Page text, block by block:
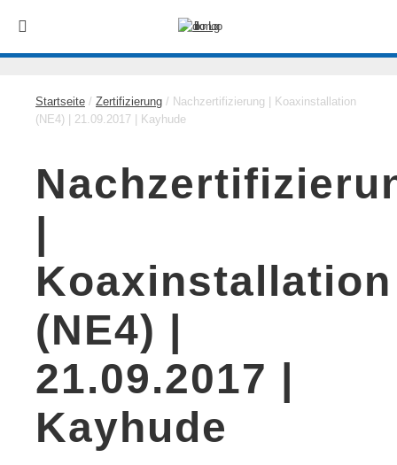
Startseite / Zertifizierung / Nachzertifizierung | Koaxinstallation
(NE4) | 21.09.2017 | Kayhude
|
Koaxinstallation
(NE4) |
21.09.2017 |
Kayhude